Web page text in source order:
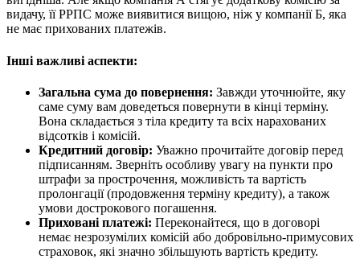
видачу, її РРПС може виявитися вищою, ніж у компанії Б, яка
не має прихованих платежів.
Інші важливі аспекти:
Загальна сума до повернення: Завжди уточнюйте, яку
саме суму вам доведеться повернути в кінці терміну.
Вона складається з тіла кредиту та всіх нарахованих
відсотків і комісій.
Кредитний договір: Уважно прочитайте договір перед
підписанням. Зверніть особливу увагу на пункти про
штрафи за прострочення, можливість та вартість
пролонгації (продовження терміну кредиту), а також
умови дострокового погашення.
Приховані платежі: Переконайтеся, що в договорі
немає незрозумілих комісій або добровільно-примусових
страховок, які значно збільшують вартість кредиту.